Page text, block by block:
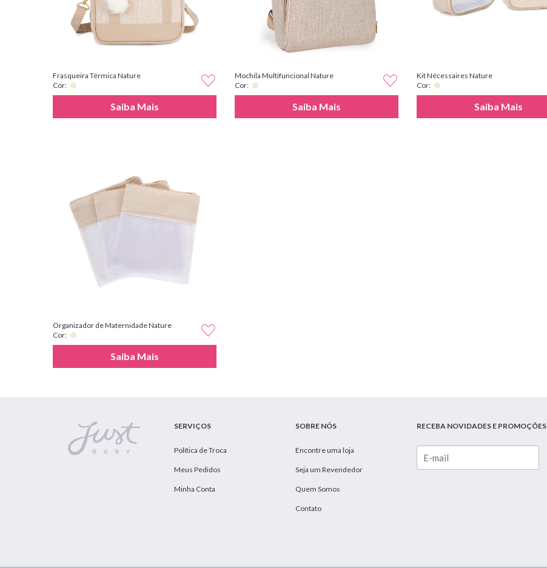
Frasqueira Térmica Nature
Cor:
Saiba Mais
Mochila Multifuncional Nature
Cor:
Saiba Mais
Kit Nécessaires Nature
Cor:
Saiba Mais
Organizador de Maternidade Nature
Cor:
Saiba Mais
SERVIÇOS
Política de Troca
Meus Pedidos
Minha Conta
SOBRE NÓS
Encontre uma loja
Seja um Revendedor
Quem Somos
Contato
RECEBA NOVIDADES E PROMOÇÕES